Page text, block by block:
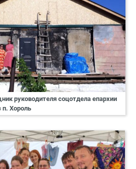
руководителя соцотдела епархии
п. Хороль